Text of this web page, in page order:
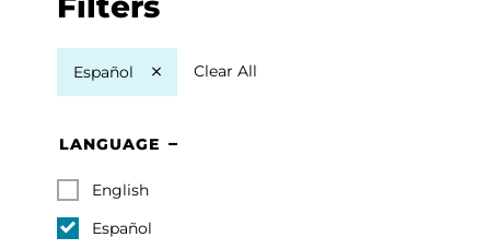
Español Clear All
LANGUAGE
English
Español